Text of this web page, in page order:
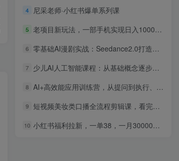
4 尼采老师·小红书爆单系列课
5 老项目新玩法，一部手机实现日入1000+，在这个平台卖天涯神贴才是最正确的选择
6 零基础AI漫剧实战：Seedance2.0打造爆款漫剧，全套资料+配套素材
7 少儿AI人工智能课程：从基础概念逐步深入到核心技术 培养全面的AI素养
8 AI+高效能应用训练营，从提问到执行、让AI打工、持续进化，实战领航，驱动商业创新与增长
9 短视频美妆类口播全流程剪辑课，看完直接上手出片
10 小红书福利拉新，一单38，一月30000＋轻轻松松，0门槛小白轻松操作